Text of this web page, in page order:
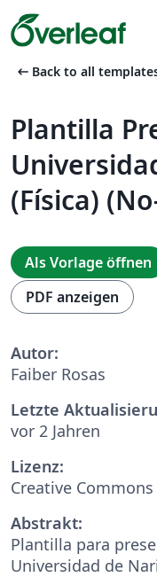
arrow_left_alt Back to all
Plantilla
(Física)
Als Vorlage öffnen
PDF anzeigen
Autor:
Faiber Rosas
Letzte
vor 2 Jahren
Lizenz:
Creative Commons
Abstrakt:
Plantilla para
Universidad de